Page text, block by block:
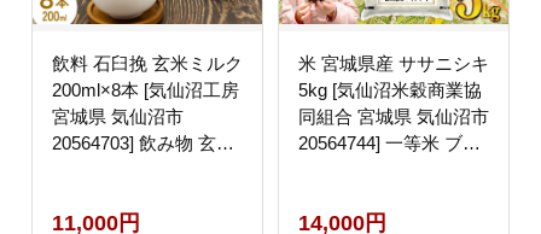
飲料 石臼挽 玄米ミルク
200ml×8本 [気仙沼工房
宮城県 気仙沼市
20564703] 飲み物 玄米
11,000円
米 宮城県産 ササニシキ
5kg [気仙沼米穀商業協
同組合 宮城県 気仙沼市
20564744] 一等米 ブラ
け 家庭用
14,000円